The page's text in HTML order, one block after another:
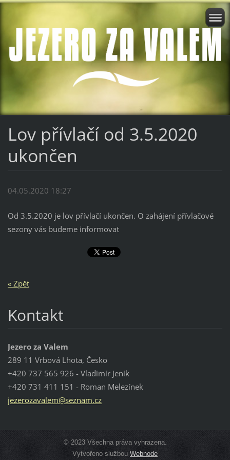
Lov přívlačí od 3.5.2020
ukončen
04.05.2020 18:27
Od 3.5.2020 je lov přívlačí ukončen. O zahájení přívlačové
sezony vás budeme informovat
« Zpět
Kontakt
Jezero za Valem
289 11 Vrbová Lhota, Česko
+420 737 565 926 - Vladimír Jeník
+420 731 411 151 - Roman Melezínek
jezerozavalem@seznam.cz
© 2023 Všechna práva vyhrazena.
Vytvořeno službou Webnode